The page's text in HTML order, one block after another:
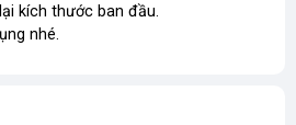
kích thước ban đầu.
nhé.